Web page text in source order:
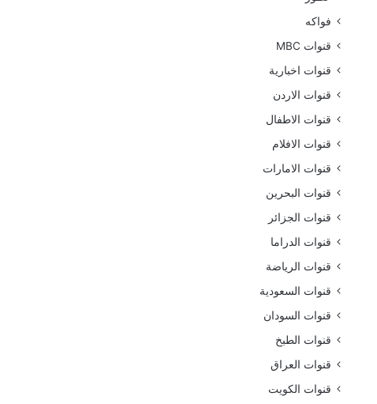
فواكه
قنوات MBC
قنوات اخبارية
قنوات الاردن
قنوات الاطفال
قنوات الافلام
قنوات الامارات
قنوات البحرين
قنوات الجزائر
قنوات الدراما
قنوات الرياضة
قنوات السعودية
قنوات السودان
قنوات الطبخ
قنوات العراق
قنوات الكويت